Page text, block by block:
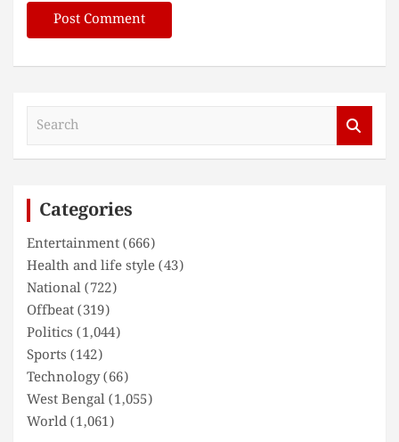
Categories
Entertainment(666)
Health and life style(43)
National(722)
Offbeat(319)
Politics (1,044)
Sports (142)
Technology(66)
West Bengal(1,055)
World(1,061)